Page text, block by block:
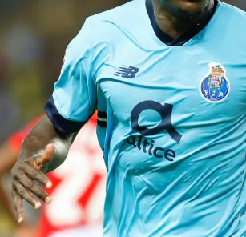
reklam/pazarlama faaliyetlerinin
sınırlı olarak açık rızanız dahilinde
Çerezlere ilişkin tercihlerinizi aşağıda
vasıtasıyla belirleyebilirsiniz. Çerezlere
için Ayarlar butonuna tıklayabilir,Çerez
Metnimiziziyaret edebilirsiniz.
6698 sayılı Kişisel Verilerin Korunması
hazırlanmış Aydınlatma Metnimizi
ilgili mevzuata uygun olarak kullanılan
almak için lütfentıklayınız.